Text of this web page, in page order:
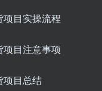
目实操流程
目注意事项
项目总结